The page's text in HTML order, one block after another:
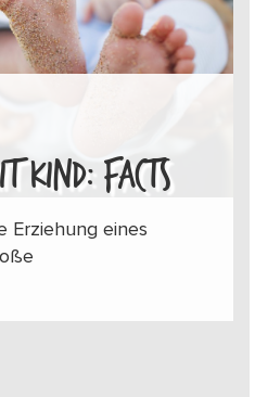
KIND: FACTS
Erziehung eines